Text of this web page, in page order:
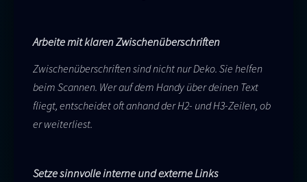
Arbeite mit klaren Zwischenüberschriften
Zwischenüberschriften sind nicht nur Deko. Sie helfen
beim Scannen. Wer auf dem Handy über deinen Text
fliegt, entscheidet oft anhand der H2- und H3-Zeilen, ob
er weiterliest.
Setze sinnvolle interne und externe Links